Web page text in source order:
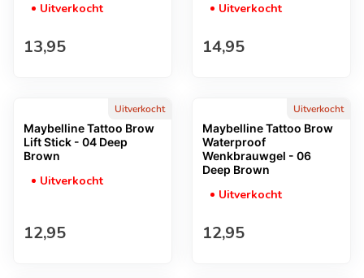
Uitverkocht
Normale prijs
13,95
Uitverkocht
Normale prijs
14,95
Uitverkocht
Maybelline Tattoo Brow
Lift Stick - 04 Deep
Brown
Uitverkocht
Normale prijs
12,95
Uitverkocht
Maybelline Tattoo Brow
Waterproof
Wenkbrauwgel - 06
Deep Brown
Uitverkocht
Normale prijs
12,95